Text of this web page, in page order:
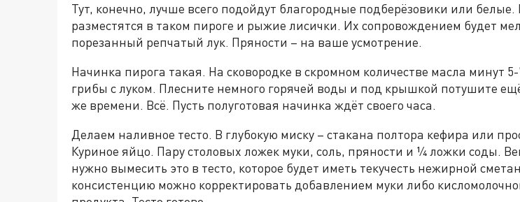
Тут, конечно, лучше всего подойдут благородные подберёзовики или белые.
разместятся в таком пироге и рыжие лисички. Их сопровождением будет
порезанный репчатый лук. Пряности – на ваше усмотрение.
Начинка пирога такая. На сковородке в скромном количестве масла минут
грибы с луком. Плесните немного горячей воды и под крышкой потушите
же времени. Всё. Пусть полуготовая начинка ждёт своего часа.
Делаем наливное тесто. В глубокую миску – стакана полтора кефира или
Куриное яйцо. Пару столовых ложек муки, соль, пряности и ¼ ложки соды.
нужно вымесить это в тесто, которое будет иметь текучесть нежирной
консистенцию можно корректировать добавлением муки либо